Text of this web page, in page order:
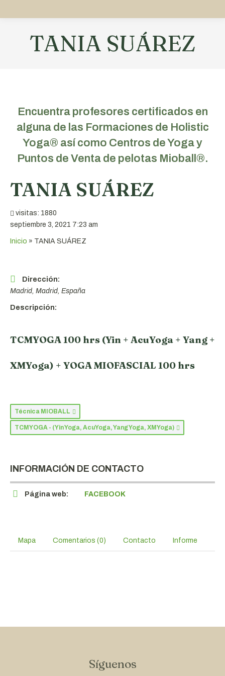
TANIA SUÁREZ
Encuentra profesores certificados en
alguna de las Formaciones de Holistic
Yoga® así como Centros de Yoga y
Puntos de Venta de pelotas Mioball®.
TANIA SUÁREZ
visitas: 1880
septiembre 3, 2021 7:23 am
Inicio » TANIA SUÁREZ
Dirección:
Madrid, Madrid, España
Descripción:
TCMYOGA 100 hrs (Yin + AcuYoga + Yang +
XMYoga) + YOGA MIOFASCIAL 100 hrs
Técnica MIOBALL
TCMYOGA - (Yin Yoga, AcuYoga, Yang Yoga, XMYoga)
INFORMACIÓN DE CONTACTO
Página web: FACEBOOK
Mapa Comentarios (0) Contacto Informe
Síguenos